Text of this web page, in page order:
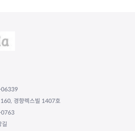
06339
경향렉스빌 1407호
0763
길